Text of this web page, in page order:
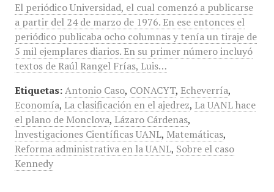
El periódico Universidad, el cual comenzó a publicarse
a partir del 24 de marzo de 1976. En ese entonces el
periódico publicaba ocho columnas y tenía un tiraje de
5 mil ejemplares diarios. En su primer número incluyó
textos de Raúl Rangel Frías, Luis…
Etiquetas: Antonio Caso, CONACYT, Echeverría,
Economía, La clasificación en el ajedrez, La UANL hace
el plano de Monclova, Lázaro Cárdenas,
lnvestigaciones Científicas UANL, Matemáticas,
Reforma administrativa en la UANL, Sobre el caso
Kennedy